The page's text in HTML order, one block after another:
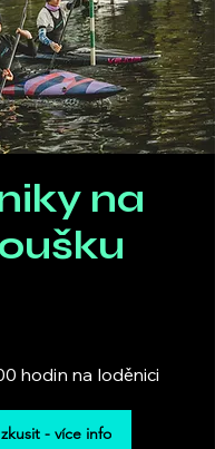
na
hodin na loděnici
- více info